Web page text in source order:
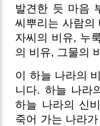
발견한 듯 마음
씨뿌리는 사람의
자씨의 비유, 누
의 비유, 그물의
이 하늘 나라의
니다. 하늘 나라
하늘 나라의 신
죽어 가는 나라